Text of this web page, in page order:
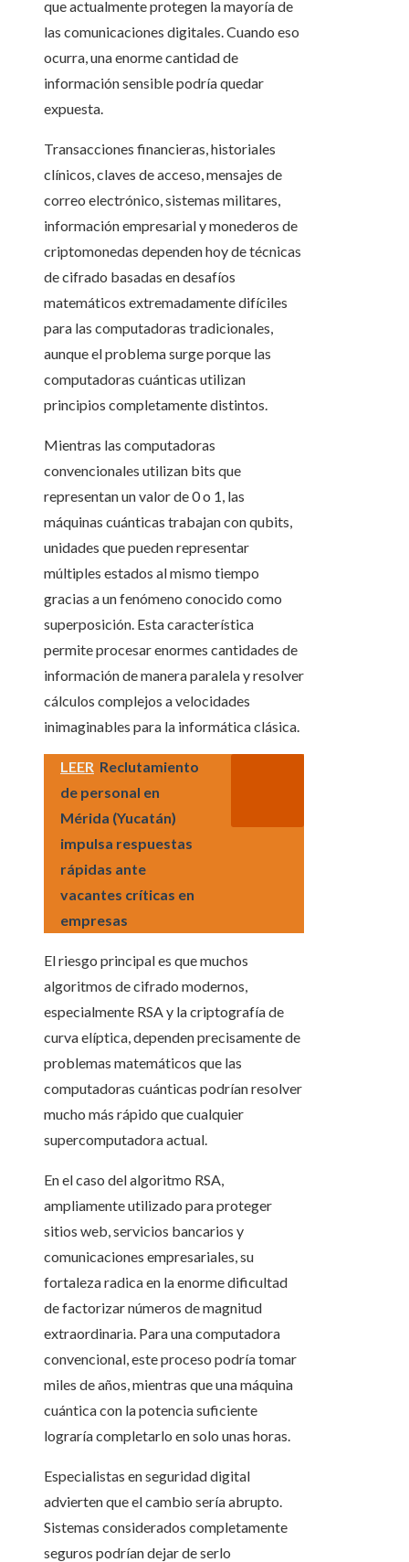
que actualmente protegen la mayoría de
las comunicaciones digitales. Cuando eso
ocurra, una enorme cantidad de
información sensible podría quedar
expuesta.
Transacciones financieras, historiales
clínicos, claves de acceso, mensajes de
correo electrónico, sistemas militares,
información empresarial y monederos de
criptomonedas dependen hoy de técnicas
de cifrado basadas en desafíos
matemáticos extremadamente difíciles
para las computadoras tradicionales,
aunque el problema surge porque las
computadoras cuánticas utilizan
principios completamente distintos.
Mientras las computadoras
convencionales utilizan bits que
representan un valor de 0 o 1, las
máquinas cuánticas trabajan con qubits,
unidades que pueden representar
múltiples estados al mismo tiempo
gracias a un fenómeno conocido como
superposición. Esta característica
permite procesar enormes cantidades de
información de manera paralela y resolver
cálculos complejos a velocidades
inimaginables para la informática clásica.
LEER Reclutamiento
de personal en
Mérida (Yucatán)
impulsa respuestas
rápidas ante
vacantes críticas en
empresas
El riesgo principal es que muchos
algoritmos de cifrado modernos,
especialmente RSA y la criptografía de
curva elíptica, dependen precisamente de
problemas matemáticos que las
computadoras cuánticas podrían resolver
mucho más rápido que cualquier
supercomputadora actual.
En el caso del algoritmo RSA,
ampliamente utilizado para proteger
sitios web, servicios bancarios y
comunicaciones empresariales, su
fortaleza radica en la enorme dificultad
de factorizar números de magnitud
extraordinaria. Para una computadora
convencional, este proceso podría tomar
miles de años, mientras que una máquina
cuántica con la potencia suficiente
lograría completarlo en solo unas horas.
Especialistas en seguridad digital
advierten que el cambio sería abrupto.
Sistemas considerados completamente
seguros podrían dejar de serlo